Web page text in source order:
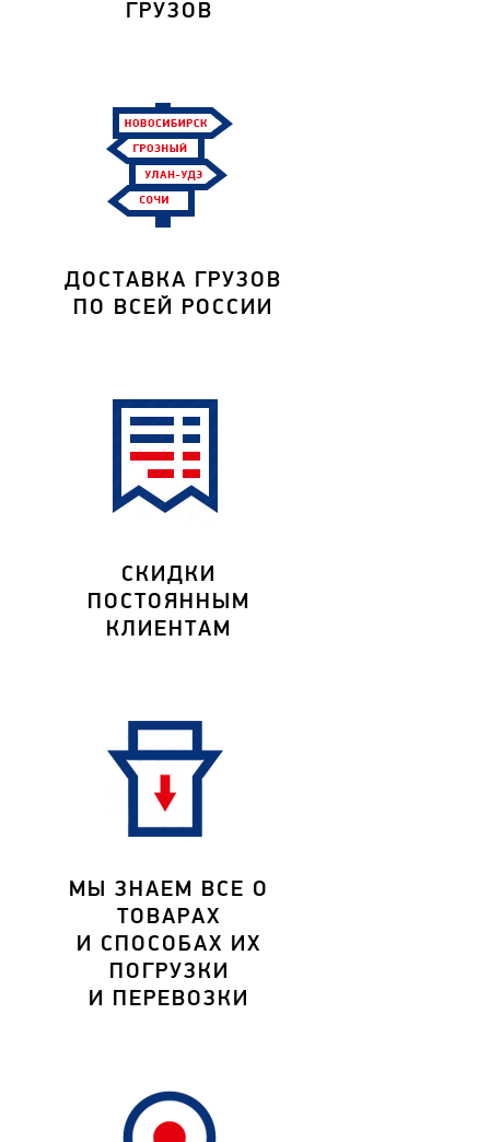
ГРУЗОВ
ДОСТАВКА ГРУЗОВ
ПО ВСЕЙ РОССИИ
СКИДКИ
ПОСТОЯННЫМ
КЛИЕНТАМ
МЫ ЗНАЕМ ВСЕ О
ТОВАРАХ
И СПОСОБАХ ИХ
ПОГРУЗКИ
И ПЕРЕВОЗКИ